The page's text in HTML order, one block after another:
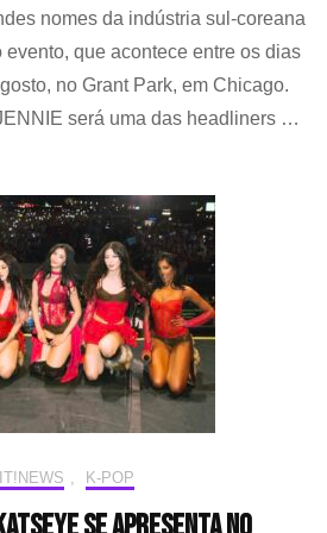
up
do
nomes da indústria sul-coreana
que acontece entre os dias
no Grant Park, em Chicago.
será uma das headliners …
K-POP